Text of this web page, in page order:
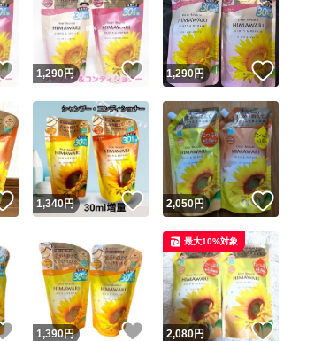
ユーザーの実績につい
いいね！
1,290円 いいね！
1,290円 いいね！
いいね！
1,340円 いいね！
2,050円
いいね！
1,390円 いいね！
2,080円 いいね！
最大10%対象